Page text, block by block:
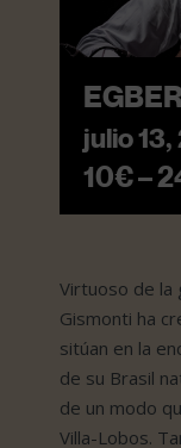
julio
10€ –
Virtuoso de la
Gismonti ha
sitúan en la
de su Brasil
de un modo
Villa-Lobos.